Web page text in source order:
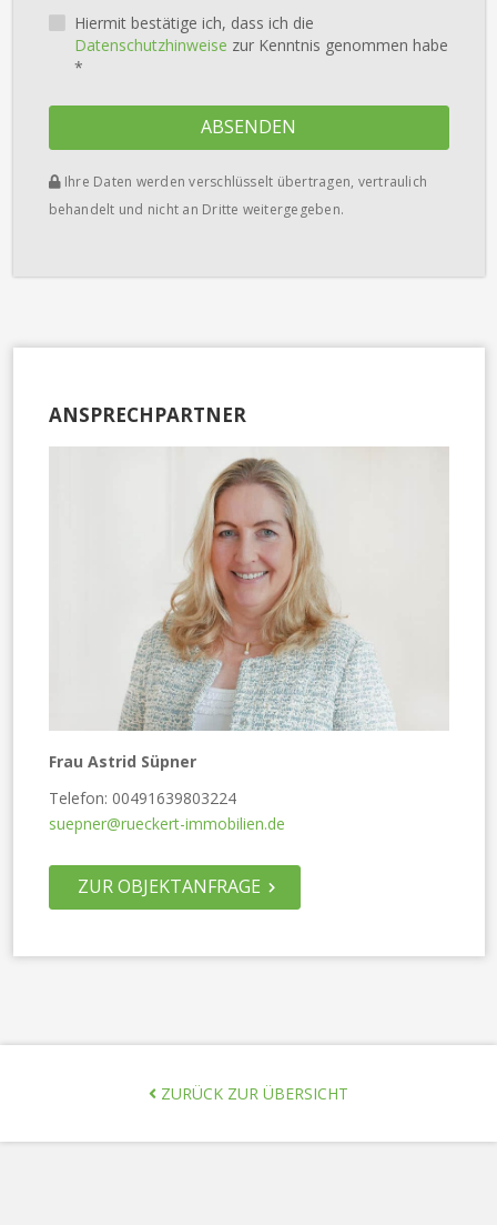
Hiermit bestätige ich, dass ich die
Datenschutzhinweise zur Kenntnis genommen habe
*
ABSENDEN
Ihre Daten werden verschlüsselt übertragen, vertraulich
behandelt und nicht an Dritte weitergegeben.
ANSPRECHPARTNER
Frau Astrid Süpner
Telefon: 00491639803224
suepner@rueckert-immobilien.de
ZUR OBJEKTANFRAGE
ZURÜCK ZUR ÜBERSICHT